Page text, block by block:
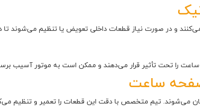
و در صورت نیاز قطعات داخلی تعویض یا تنظیم می‌شوند تا
را تحت تأثیر قرار می‌دهند و ممکن است به موتور آسیب
ساعت
می‌شوند. تیم متخصص با دقت این قطعات را تعمیر و تنظیم